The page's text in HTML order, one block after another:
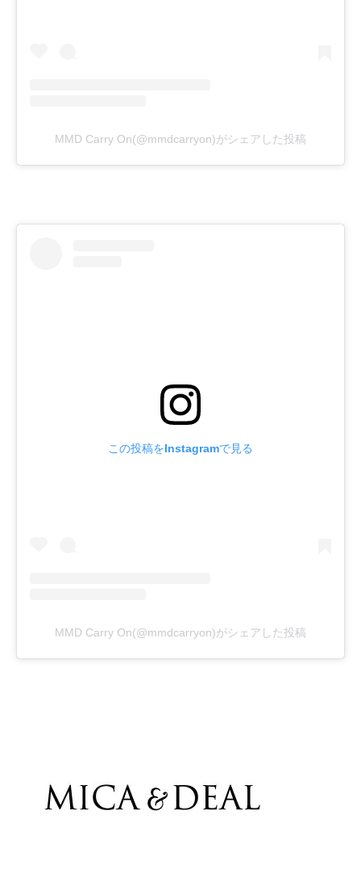
MMD Carry On(@mmdcarryon)がシェアした投稿
この投稿をInstagramで見る
MMD Carry On(@mmdcarryon)がシェアした投稿